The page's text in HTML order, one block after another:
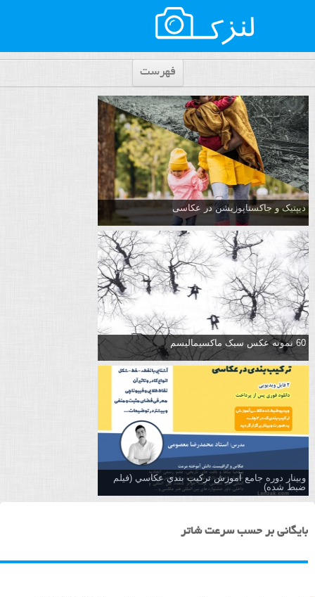
فهرست
دیپتیک و جاکستا‌پوزیشن در عکاسی
60 نمونه عکس سبک ماکسیمالیسم
وبینار دوره جامع آموزش تركيب بندي عكاسي (فیلم
ضبط شده)
بایگانی بر حسب سرعت شاتر